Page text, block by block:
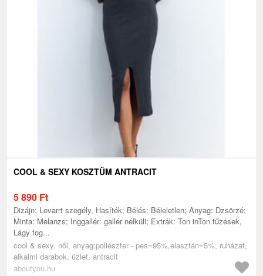
COOL & SEXY KOSZTÜM ANTRACIT
5 890 Ft
Dizájn: Levarrt szegély, Hasíték; Bélés: Béleletlen; Anyag: Dzsörzé;
Minta: Melanzs; Inggallér: gallér nélküli; Extrák: Ton inTon tűzések,
Lágy fog...
cool & sexy, női, anyag:poliészter - pes=95%,elasztán=5%, ruházat,
alkalmi darabok, üzlet, antracit
aboutyou.hu